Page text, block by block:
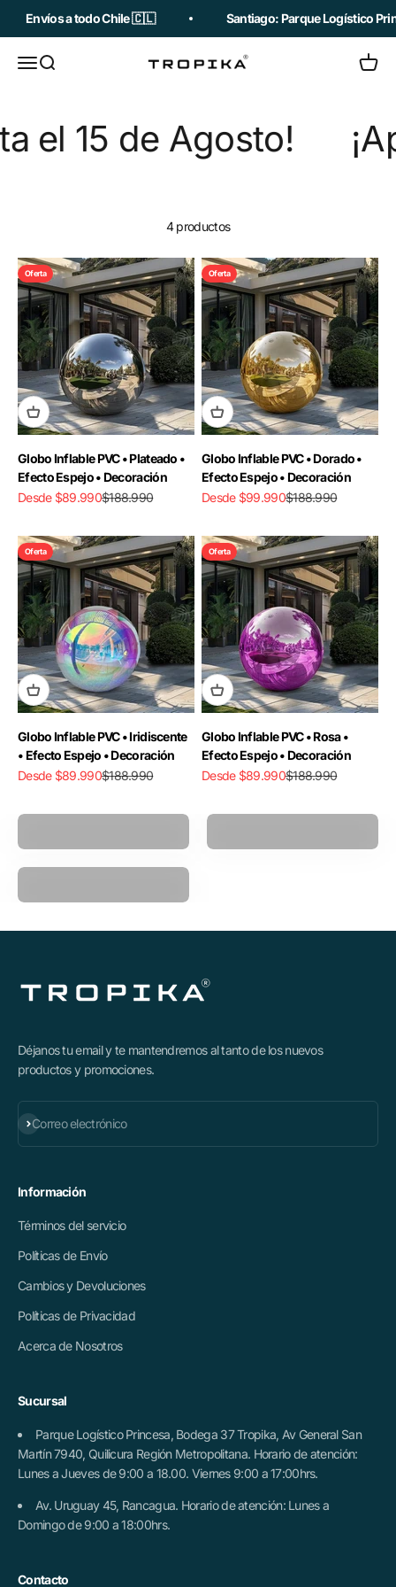
Envíos a todo Chile 🇨🇱 Santiago: Parque Logístico
Abrir menú de navegación
Abrir búsqueda Tropika Abrir
el 15 de Agosto!
4 productos
Oferta
Globo Inflable PVC • Plateado •
Efecto Espejo • Decoración
Precio de oferta
Desde $89.990Precio normal
$188.990
Oferta
Globo Inflable PVC • Dorado •
Efecto Espejo • Decoración
Precio de oferta
Desde $99.990Precio normal
$188.990
Oferta
Globo Inflable PVC • Iridiscente
• Efecto Espejo • Decoración
Precio de oferta
Desde $89.990Precio normal
$188.990
Oferta
Globo Inflable PVC • Rosa •
Efecto Espejo • Decoración
Precio de oferta
Desde $89.990Precio normal
$188.990
Déjanos tu email y te mantendremos al tanto de los nuevos
productos y promociones.
Correo electrónico
Suscribirse
Información
Términos del servicio
Políticas de Envío
Cambios y Devoluciones
Políticas de Privacidad
Acerca de Nosotros
Sucursal
Parque Logístico Princesa, Bodega 37 Tropika, Av General San
Martín 7940, Quilicura Región Metropolitana. Horario de atención:
Lunes a Jueves de 9:00 a 18.00. Viernes 9:00 a 17:00hrs.
Av. Uruguay 45, Rancagua. Horario de atención: Lunes a
Domingo de 9:00 a 18:00hrs.
Contacto